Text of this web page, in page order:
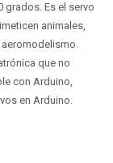
Es el servo
animales,
que no
con Arduino,
en Arduino.